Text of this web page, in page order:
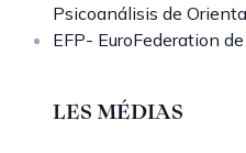
Psicoanálisis de
EFP- EuroFederation
LES MÉDIAS